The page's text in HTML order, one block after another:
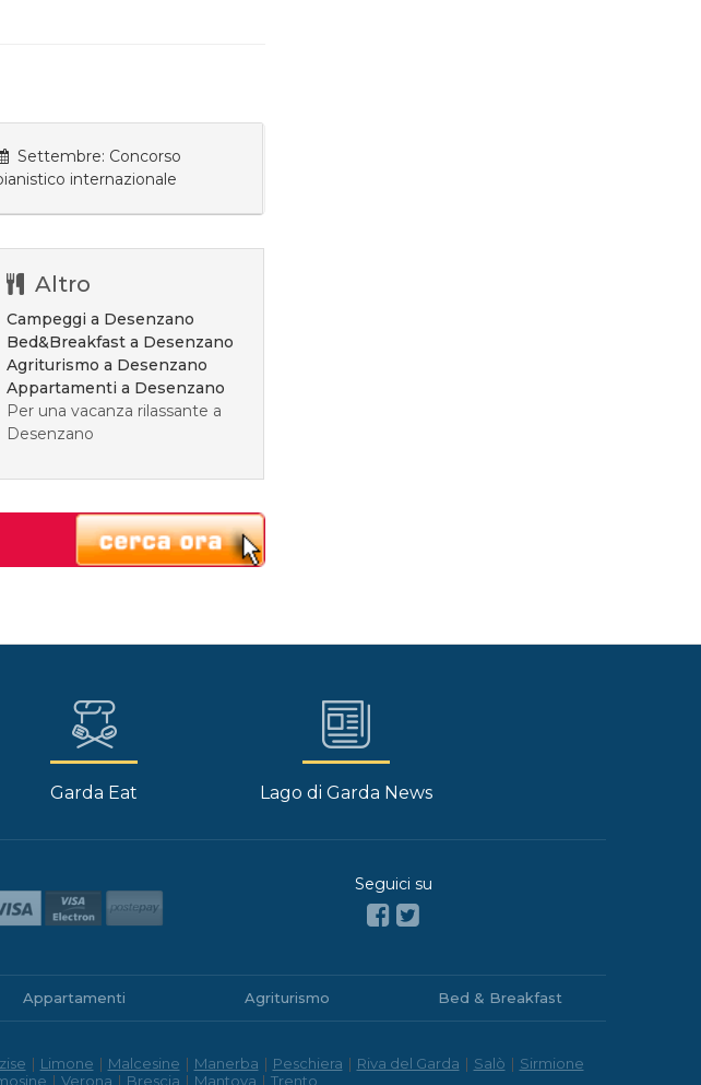
Settembre: Concorso
internazionale
Altro
Campeggi a Desenzano
Bed&Breakfast a Desenzano
Agriturismo a Desenzano
Appartamenti a Desenzano
Per una vacanza rilassante a
Desenzano
Garda Eat Lago di Garda News
Seguici su
Appartamenti Agriturismo Bed & Breakfast
| Limone | Malcesine | Manerba | Peschiera | Riva del Garda | Salò | Sirmione
| Verona | Brescia | Mantova | Trento